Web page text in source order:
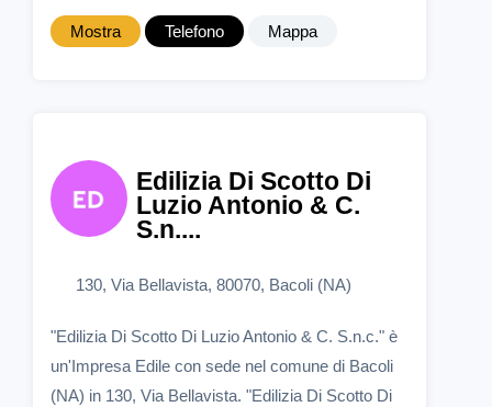
Mostra Telefono Mappa
Edilizia Di Scotto Di
Luzio Antonio & C.
S.n....
130, Via Bellavista, 80070, Bacoli (NA)
"Edilizia Di Scotto Di Luzio Antonio & C. S.n.c." è
un'Impresa Edile con sede nel comune di Bacoli
(NA) in 130, Via Bellavista. "Edilizia Di Scotto Di